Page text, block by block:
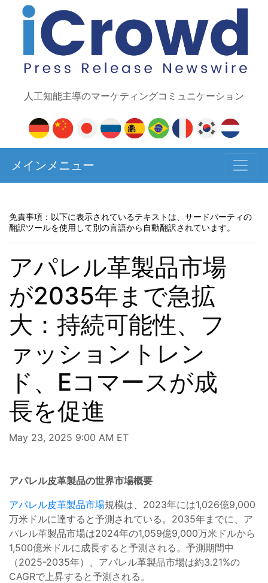
人工知能主導のマーケティングコミュニケーション
メインメニュー
免責事項：以下に表示されているテキストは、サードパーティの
翻訳ツールを使用して別の言語から自動翻訳されています。
アパレル革製品市場
が2035年まで急拡
大：持続可能性、フ
ァッショントレン
ド、Eコマースが成
長を促進
May 23, 2025 9:00 AM ET
アパレル皮革製品の世界市場概要
アパレル皮革製品市場規模は、2023年には1,026億9,000
万米ドルに達すると予測されている。2035年までに、ア
パレル革製品市場は2024年の1,059億9,000万米ドルから
1,500億米ドルに成長すると予測される。予測期間中
（2025-2035年）、アパレル革製品市場は約3.21%の
CAGRで上昇すると予測される。